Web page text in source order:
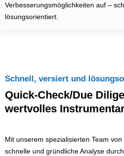
Verbesserungsmöglichkeiten auf –
lösungsorientiert.
Schnell, versiert und
Quick-Check/Due
wertvolles
Mit unserem spezialisierten Team
schnelle und gründliche Analyse